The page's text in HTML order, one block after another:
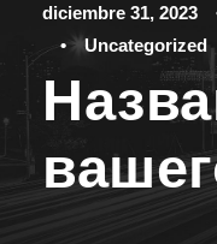
diciembre 31, 2023
•
Uncategorized